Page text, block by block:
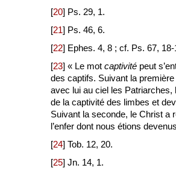
[20] Ps. 29, 1.
[21] Ps. 46, 6.
[22] Ephes. 4, 8 ; cf. Ps. 67, 18-
[23] « Le mot captivité peut
des captifs. Suivant la
avec lui au ciel les
de la captivité des limbes et
Suivant la seconde, le Christ a
l’enfer dont nous étions
[24] Tob. 12, 20.
[25] Jn. 14, 1.